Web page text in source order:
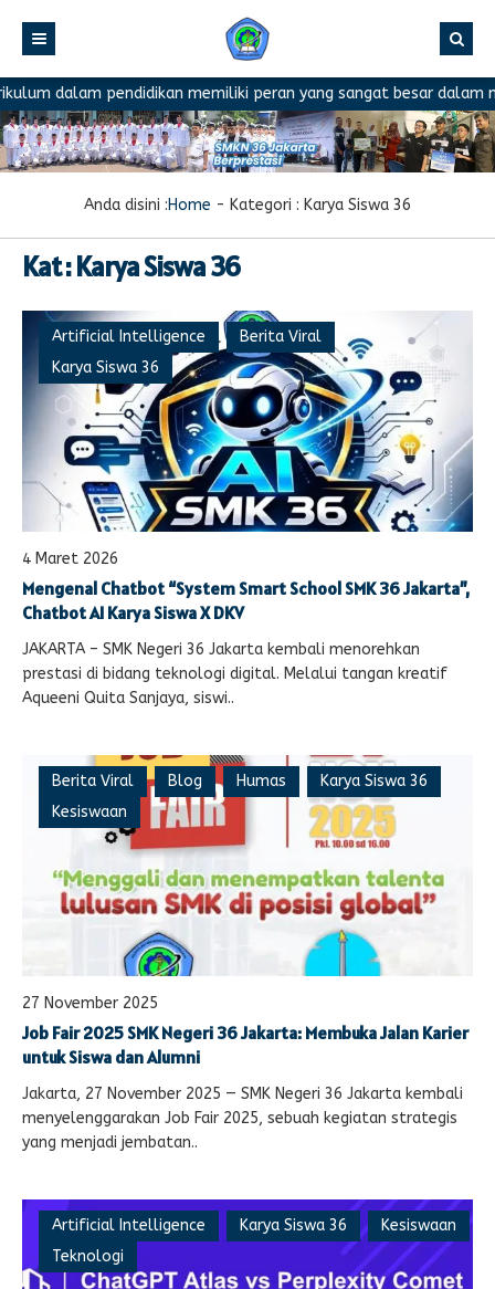
dalam pendidikan memiliki peran yang sangat besar dalam
Anda disini :Home - Kategori : Karya Siswa 36
Kat : Karya Siswa 36
Artificial Intelligence
Berita Viral
Karya Siswa 36
4 Maret 2026
Mengenal Chatbot “System Smart School SMK 36 Jakarta”,
Chatbot AI Karya Siswa X DKV
JAKARTA – SMK Negeri 36 Jakarta kembali menorehkan
prestasi di bidang teknologi digital. Melalui tangan kreatif
Aqueeni Quita Sanjaya, siswi..
Berita Viral Blog Humas
Karya Siswa 36
Kesiswaan
27 November 2025
Job Fair 2025 SMK Negeri 36 Jakarta: Membuka Jalan Karier
untuk Siswa dan Alumni
Jakarta, 27 November 2025 — SMK Negeri 36 Jakarta kembali
menyelenggarakan Job Fair 2025, sebuah kegiatan strategis
yang menjadi jembatan..
Artificial Intelligence Karya Siswa 36
Kesiswaan
Teknologi